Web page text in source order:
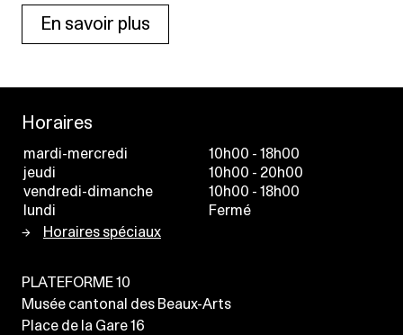
En savoir plus
Horaires
mardi-mercredi
10h00 - 18h00
jeudi
10h00 - 20h00
vendredi-dimanche
10h00 - 18h00
lundi
Fermé
Horaires spéciaux
PLATEFORME 10
Musée cantonal des Beaux-Arts
Place de la Gare 16